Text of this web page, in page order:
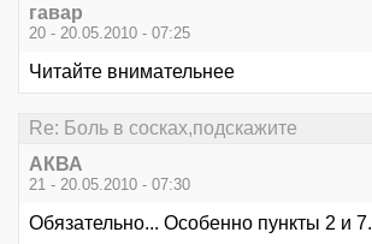
гавар
20 - 20.05.2010 - 07:25
Читайте внимательнее
Re: Боль в сосках,подскажите
АКВА
21 - 20.05.2010 - 07:30
Обязательно... Особенно пункты 2 и 7.